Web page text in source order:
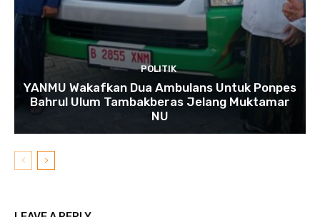
POLITIK
YANMU Wakafkan Dua Ambulans Untuk Ponpes
Bahrul Ulum Tambakberas Jelang Muktamar
NU